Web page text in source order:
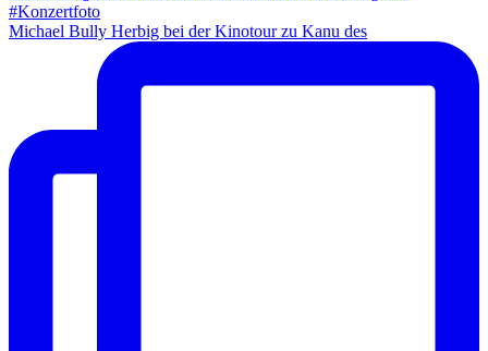
Michael Bully Herbig bei der Kinotour zu Kanu des